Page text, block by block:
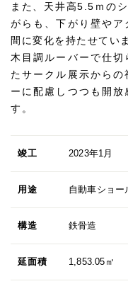
また、天井高5.5ｍの
がらも、下がり壁や
間に変化を持たせてい
木目調ルーバーで仕
たサークル展示から
ーに配慮しつつも開
す。
竣工 2023年1月
用途 自動車ショー
構造 鉄骨造
延面積 1,853.05㎡